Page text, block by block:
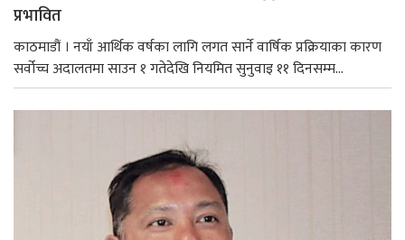
प्रभावित
काठमाडौं । नयाँ आर्थिक वर्षका लागि लगत सार्ने वार्षिक प्रक्रियाका कारण
सर्वोच्च अदालतमा साउन १ गतेदेखि नियमित सुनुवाइ ११ दिनसम्म...